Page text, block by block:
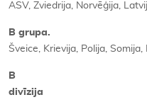
ASV, Zviedrija, Norvēģija,
B grupa.
Šveice, Krievija, Polija, Somija,
B
divīzija